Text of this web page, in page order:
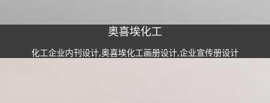
奥喜埃化工
化工企业内刊设计,奥喜埃化工画册设计,企业宣传册设计